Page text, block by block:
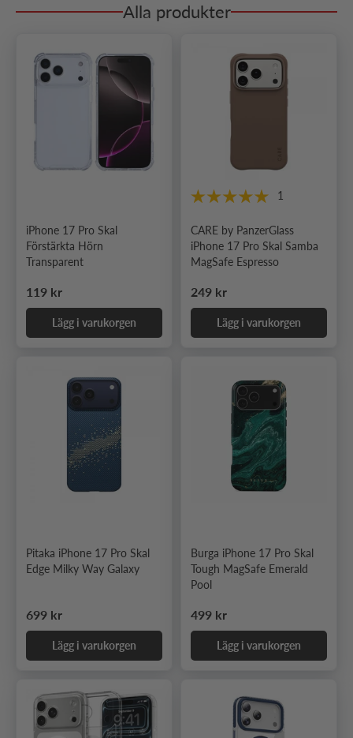
Alla produkter
iPhone 17 Pro Skal
Förstärkta Hörn
Transparent
Ordinarie pris
119 kr
Lägg i varukorgen
1
CARE by PanzerGlass
iPhone 17 Pro Skal Samba
MagSafe Espresso
Ordinarie pris
249 kr
Lägg i varukorgen
Pitaka iPhone 17 Pro Skal
Edge Milky Way Galaxy
Ordinarie pris
699 kr
Lägg i varukorgen
Burga iPhone 17 Pro Skal
Tough MagSafe Emerald
Pool
Ordinarie pris
499 kr
Lägg i varukorgen